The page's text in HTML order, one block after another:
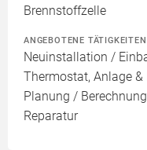
Brennstoffzelle
ANGEBOTENE TÄTIGKEITEN
Neuinstallation /
Thermostat, Anlage
Planung /
Reparatur